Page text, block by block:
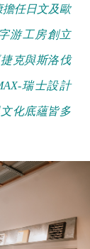
擔任日文及歐
游工房創立
克與斯洛伐
瑞士設計
化底蘊皆多